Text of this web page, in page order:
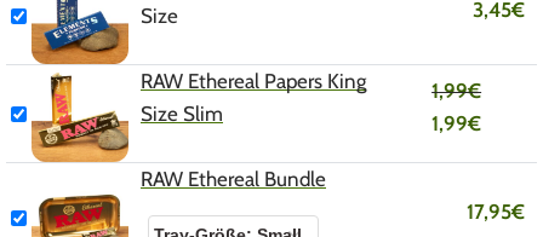
Size
3,45€
RAW Ethereal Papers King
Size Slim
1,99€
1,99€
RAW Ethereal Bundle
17,95€